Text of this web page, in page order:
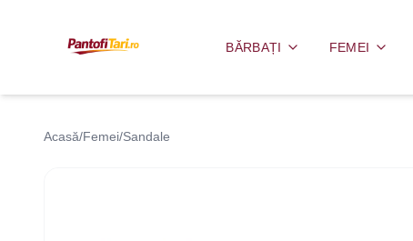
BĂRBAȚI FEMEI
Acasă/Femei/Sandale